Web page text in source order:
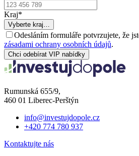
Kraj*
Vyberte kraj…
Odesláním formuláře potvrzujete, že
zásadami ochrany osobních údajů.
Chci odebírat VIP nabídky
Rumunská 655/9,
460 01 Liberec-Perštýn
info@investujdopole.cz
+420 774 780 937
Kontaktujte nás